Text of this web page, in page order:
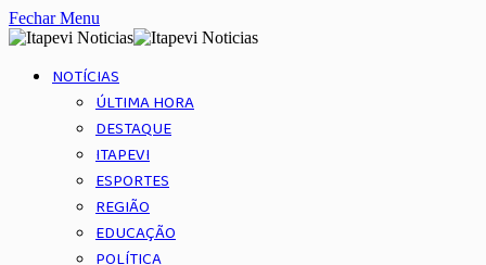
Fechar Menu
NOTÍCIAS
ÚLTIMA HORA
DESTAQUE
ITAPEVI
ESPORTES
REGIÃO
EDUCAÇÃO
POLÍTICA